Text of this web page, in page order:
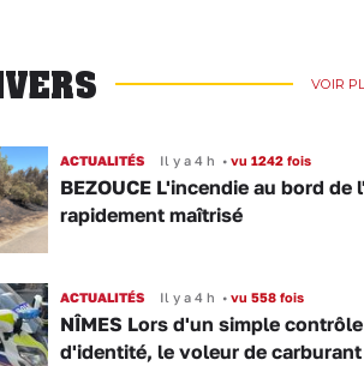
VOIR
ACTUALITÉS Il y a 4 h •vu 1242 fois
BEZOUCE L'incendie au bord de
rapidement maîtrisé
ACTUALITÉS Il y a 4 h •vu 558 fois
NÎMES Lors d'un simple contrôle
d'identité, le voleur de